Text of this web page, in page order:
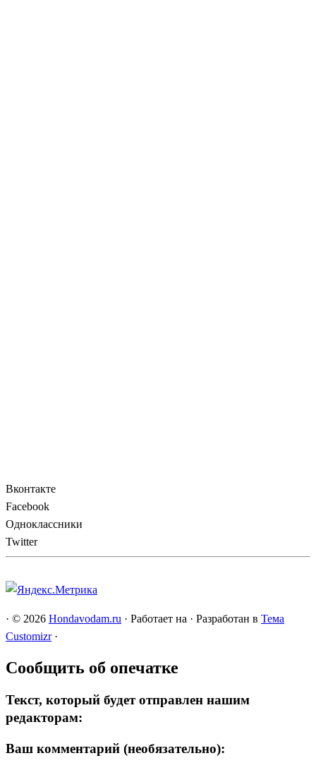
Вконтакте
Facebook
Одноклассники
Twitter
· © 2026 Hondavodam.ru · Работает на · Разработан в Тема
Customizr ·
Сообщить об опечатке
Текст, который будет отправлен нашим
редакторам:
Ваш комментарий (необязательно):